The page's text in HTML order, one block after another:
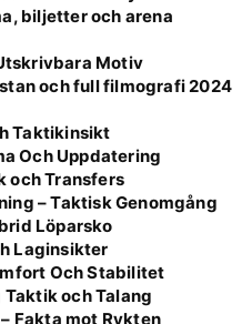
biljetter och arena
Motiv
och full filmografi 2024
Taktikinsikt
Och Uppdatering
och Transfers
– Taktisk Genomgång
Löparsko
Laginsikter
Och Stabilitet
och Talang
Fakta mot Rykten